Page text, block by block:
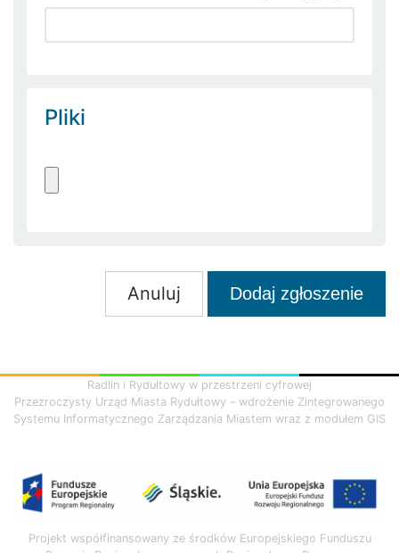
Pliki
Anuluj Dodaj zgłoszenie
Radlin i Rydułtowy w przestrzeni cyfrowej
Przezroczysty Urząd Miasta Rydułtowy – wdrożenie Zintegrowanego
Systemu Informatycznego Zarządzania Miastem wraz z modułem GIS
Projekt współfinansowany ze środków Europejskiego Funduszu